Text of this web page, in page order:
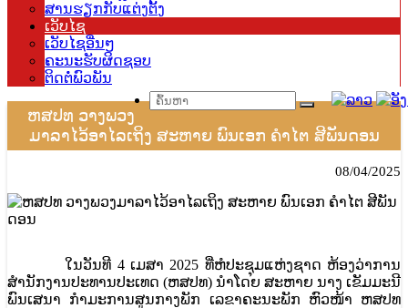
ສານຮຽກກັບແຕ່ງຕັ້ງ
ເວັບໄຊ
ເວັບໄຊອື່ນໆ
ຄະນະຮັບຜິດຊອບ
ຕິດຕໍ່ພົວພັນ
ຫສປທ ວາງພວງ
ມາລາໄວ້ອາໄລເຖິງ ສະຫາຍ ພົນເອກ ຄຳໄຕ ສີພັນດອນ
08/04/2025
ໃນວັນທີ 4 ເມສາ 2025 ທີ່ຫໍປະຊຸມແຫ່ງຊາດ ຫ້ອງວ່າການ
ສຳນັກງານປະທານປະເທດ (ຫສປທ) ນຳໂດຍ ສະຫາຍ ນາງ ເຂັມມະນີ
ພົນເສນາ ກຳມະການສູນກາງພັກ ເລຂາຄະນະພັກ ຫົວໜ້າ ຫສປທ